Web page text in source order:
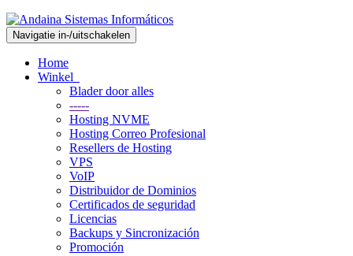
Navigatie in-/uitschakelen
Home
Winkel
Blader door alles
-----
Hosting NVME
Hosting Correo Profesional
Resellers de Hosting
VPS
VoIP
Distribuidor de Dominios
Certificados de seguridad
Licencias
Backups y Sincronización
Promoción